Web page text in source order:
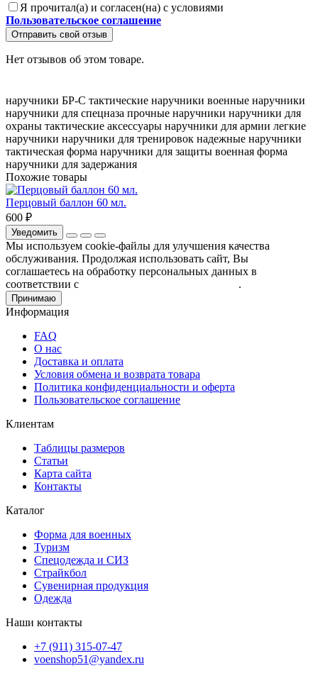
Я прочитал(а) и согласен(на) с условиями
Пользовательское соглашение
Отправить свой отзыв
Нет отзывов об этом товаре.
наручники БР-С тактические наручники военные наручники
наручники для спецназа прочные наручники наручники для
охраны тактические аксессуары наручники для армии легкие
наручники наручники для тренировок надежные наручники
тактическая форма наручники для защиты военная форма
наручники для задержания
Похожие товары
Перцовый баллон 60 мл.
600 ₽
Уведомить
Мы используем cookie-файлы для улучшения качества
обслуживания. Продолжая использовать сайт, Вы
соглашаетесь на обработку персональных данных в
соответствии с
.
Принимаю
Информация
FAQ
О нас
Доставка и оплата
Условия обмена и возврата товара
Политика конфиденциальности и оферта
Пользовательское соглашение
Клиентам
Таблицы размеров
Статьи
Карта сайта
Контакты
Каталог
Форма для военных
Туризм
Спецодежда и СИЗ
Страйкбол
Сувенирная продукция
Одежда
Наши контакты
+7 (911) 315-07-47
voenshop51@yandex.ru